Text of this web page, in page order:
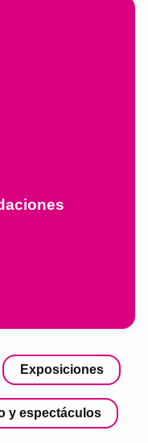
Exposiciones
y espectáculos